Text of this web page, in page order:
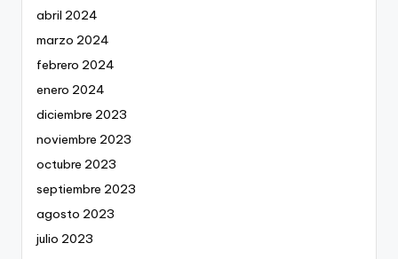
abril 2024
marzo 2024
febrero 2024
enero 2024
diciembre 2023
noviembre 2023
octubre 2023
septiembre 2023
agosto 2023
julio 2023